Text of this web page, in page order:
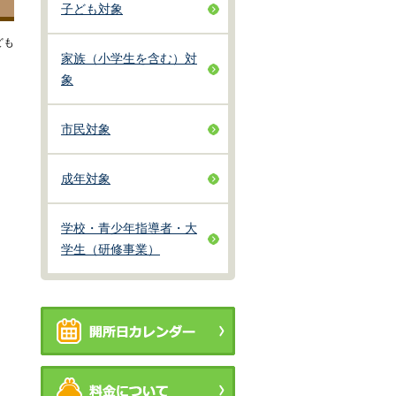
も
子ども対象
家族（小学生を含む）対
象
市民対象
成年対象
学校・青少年指導者・大
学生（研修事業）